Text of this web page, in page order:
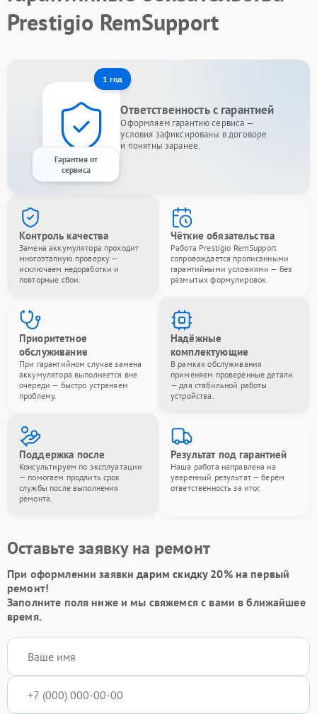
Prestigio RemSupport
1 год
Гарантия от
сервиса
Ответственность с гарантией
Оформляем гарантию сервиса —
условия зафиксированы в договоре
и понятны заранее.
Контроль качества
Замена аккумулятора проходит
многоэтапную проверку —
исключаем недоработки и
повторные сбои.
Чёткие обязательства
Работа Prestigio RemSupport
сопровождается прописанными
гарантийными условиями — без
размытых формулировок.
Приоритетное
обслуживание
При гарантийном случае замена
аккумулятора выполняется вне
очереди — быстро устраняем
проблему.
Надёжные
комплектующие
В рамках обслуживания
применяем проверенные детали
— для стабильной работы
устройства.
Поддержка после
Консультируем по эксплуатации
— помогаем продлить срок
службы после выполнения
ремонта.
Результат под гарантией
Наша работа направлена на
уверенный результат — берём
ответственность за итог.
Оставьте заявку на ремонт
При оформлении заявкидарим скидку 20%на первый
ремонт!
Заполните поля ниже и мы свяжемся с вами в ближайшее
время.